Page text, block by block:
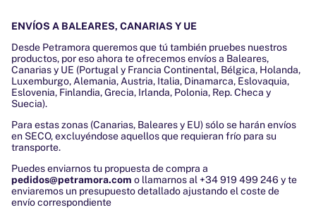
ENVÍOS A BALEARES, CANARIAS Y UE
Desde Petramora queremos que tú también pruebes nuestros
productos, por eso ahora te ofrecemos envíos a Baleares,
Canarias y UE (Portugal y Francia Continental, Bélgica, Holanda,
Luxemburgo, Alemania, Austria, Italia, Dinamarca, Eslovaquia,
Eslovenia, Finlandia, Grecia, Irlanda, Polonia, Rep. Checa y
Suecia).
Para estas zonas (Canarias, Baleares y EU) sólo se harán envíos
en SECO, excluyéndose aquellos que requieran frío para su
transporte.
Puedes enviarnos tu propuesta de compra a
pedidos@petramora.com o llamarnos al +34919 499 246 y te
enviaremos un presupuesto detallado ajustando el coste de
envío correspondiente